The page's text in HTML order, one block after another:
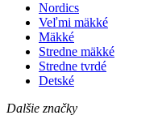
Nordics
Veľmi mäkké
Mäkké
Stredne mäkké
Stredne tvrdé
Detské
Dalšie značky